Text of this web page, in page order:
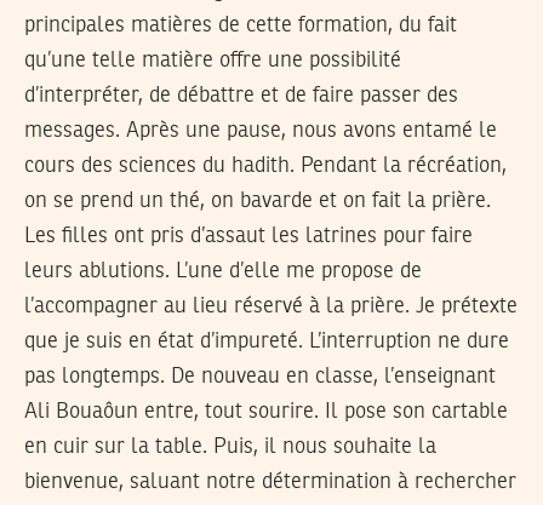
principales matières de cette formation, du fait
qu’une telle matière offre une possibilité
d’interpréter, de débattre et de faire passer des
messages. Après une pause, nous avons entamé le
cours des sciences du hadith. Pendant la récréation,
on se prend un thé, on bavarde et on fait la prière.
Les filles ont pris d’assaut les latrines pour faire
leurs ablutions. L’une d’elle me propose de
l’accompagner au lieu réservé à la prière. Je prétexte
que je suis en état d’impureté. L’interruption ne dure
pas longtemps. De nouveau en classe, l’enseignant
Ali Bouaôun entre, tout sourire. Il pose son cartable
en cuir sur la table. Puis, il nous souhaite la
bienvenue, saluant notre détermination à rechercher